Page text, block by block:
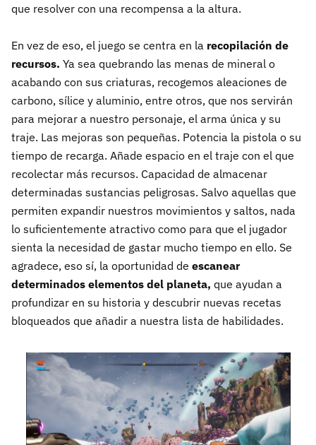
que resolver con una recompensa a la altura.
En vez de eso, el juego se centra en la recopilación de
recursos. Ya sea quebrando las menas de mineral o
acabando con sus criaturas, recogemos aleaciones de
carbono, sílice y aluminio, entre otros, que nos servirán
para mejorar a nuestro personaje, el arma única y su
traje. Las mejoras son pequeñas. Potencia la pistola o su
tiempo de recarga. Añade espacio en el traje con el que
recolectar más recursos. Capacidad de almacenar
determinadas sustancias peligrosas. Salvo aquellas que
permiten expandir nuestros movimientos y saltos, nada
lo suficientemente atractivo como para que el jugador
sienta la necesidad de gastar mucho tiempo en ello. Se
agradece, eso sí, la oportunidad de escanear
determinados elementos del planeta, que ayudan a
profundizar en su historia y descubrir nuevas recetas
bloqueados que añadir a nuestra lista de habilidades.